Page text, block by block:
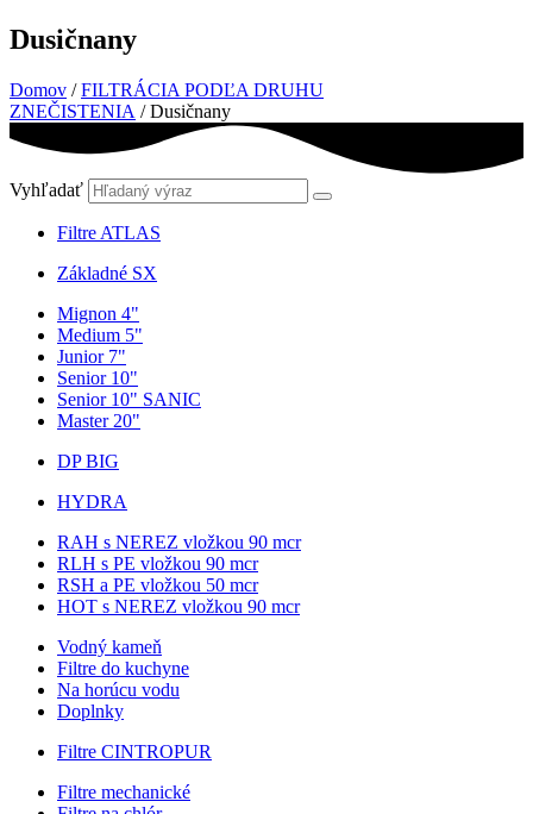
Dusičnany
Domov /FILTRÁCIA PODĽA DRUHU
ZNEČISTENIA / Dusičnany
Vyhľadať
Filtre ATLAS
Základné SX
Mignon 4"
Medium 5"
Junior 7"
Senior 10"
Senior 10" SANIC
Master 20"
DP BIG
HYDRA
RAH s NEREZ vložkou 90 mcr
RLH s PE vložkou 90 mcr
RSH a PE vložkou 50 mcr
HOT s NEREZ vložkou 90 mcr
Vodný kameň
Filtre do kuchyne
Na horúcu vodu
Doplnky
Filtre CINTROPUR
Filtre mechanické